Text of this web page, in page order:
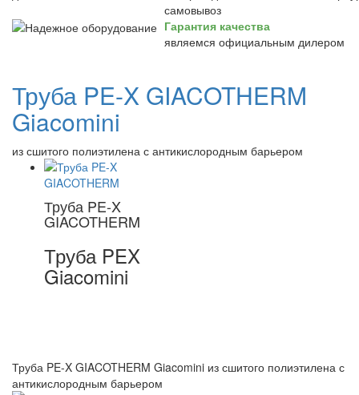
самовывоз
Гарантия качества
являемся официальным дилером
Труба PE-X GIACOTHERM
Giacomini
из сшитого полиэтилена с антикислородным барьером
Труба PE-X
GIACOTHERM
Труба PEX
Giacomini
Труба PE-X GIACOTHERM Giacomini из сшитого полиэтилена с
антикислородным барьером